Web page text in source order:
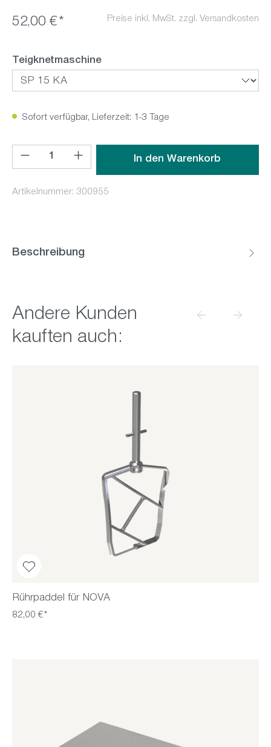
52,00 €* Preise inkl. MwSt. zzgl. Versandkosten
Teigknetmaschineauswählen
Sofort verfügbar, Lieferzeit: 1-3 Tage
Produkt Anzahl: Gib den gewünschten Wert ein oder
In den Warenkorb
Artikelnummer: 300955
Beschreibung
Produktgalerie überspringen
Andere Kunden
kauften auch:
Rührpaddel für NOVA
82,00 €*